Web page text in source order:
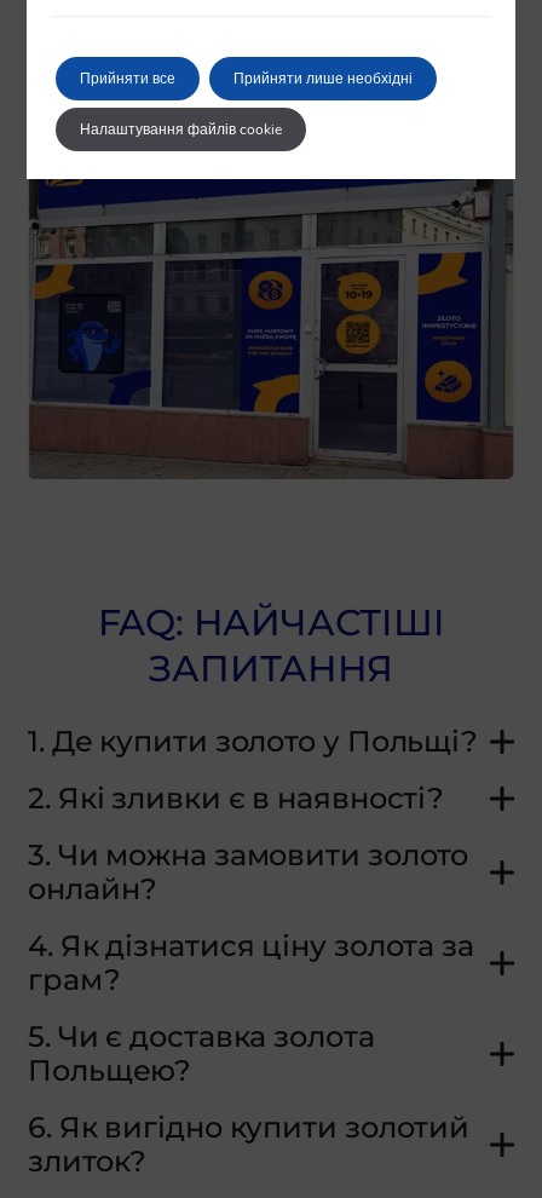
FAQ: НАЙЧАСТІШІ
ЗАПИТАННЯ
1. Де купити золото у Польщі?
2. Які зливки є в наявності?
3. Чи можна замовити золото
онлайн?
4. Як дізнатися ціну золота за
грам?
5. Чи є доставка золота
Польщею?
6. Як вигідно купити золотий
злиток?
Прийняти все Прийняти лише необхідні
Налаштування файлів cookie